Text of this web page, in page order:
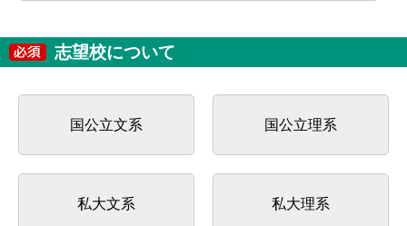
志望校について
国公立文系 国公立理系
私大文系 私大理系